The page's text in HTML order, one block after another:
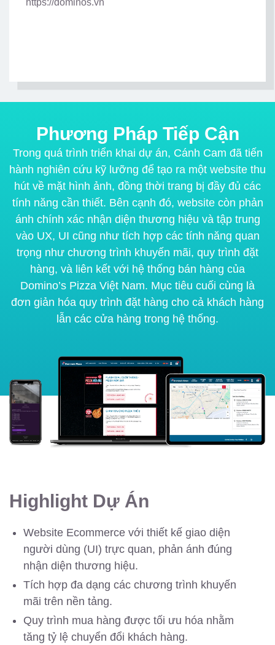
https://dominos.vn
Phương Pháp Tiếp Cận
Trong quá trình triển khai dự án, Cánh Cam đã tiến
hành nghiên cứu kỹ lưỡng để tạo ra một website thu
hút về mặt hình ảnh, đồng thời trang bị đầy đủ các
tính năng cần thiết. Bên cạnh đó, website còn phản
ánh chính xác nhận diện thương hiệu và tập trung
vào UX, UI cũng như tích hợp các tính năng quan
trọng như chương trình khuyến mãi, quy trình đặt
hàng, và liên kết với hệ thống bán hàng của
Domino’s Pizza Việt Nam. Mục tiêu cuối cùng là
đơn giản hóa quy trình đặt hàng cho cả khách hàng
lẫn các cửa hàng trong hệ thống.
Highlight Dự Án
Website Ecommerce với thiết kế giao diện
người dùng (UI) trực quan, phản ánh đúng
nhận diện thương hiệu.
Tích hợp đa dạng các chương trình khuyến
mãi trên nền tảng.
Quy trình mua hàng được tối ưu hóa nhằm
tăng tỷ lệ chuyển đổi khách hàng.